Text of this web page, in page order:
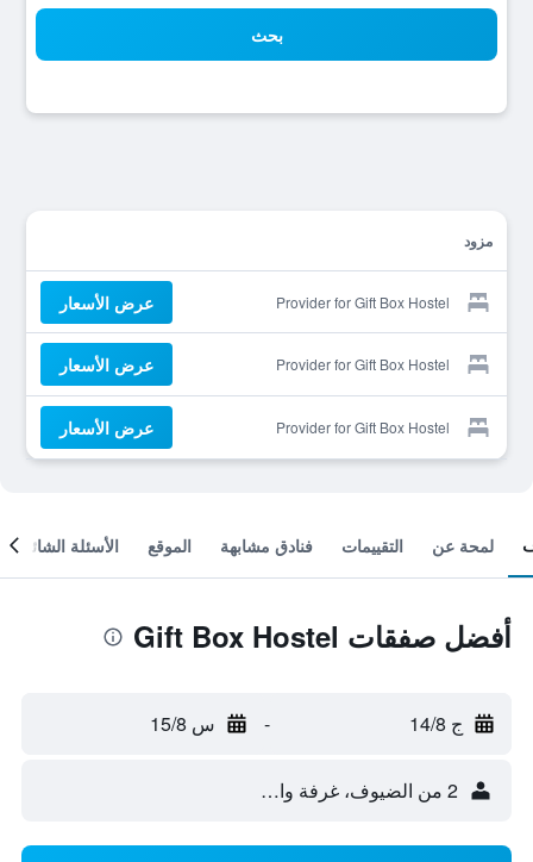
بحث
مزود
Provider for Gift Box Hostel عرض الأسعار
Provider for Gift Box Hostel عرض الأسعار
Provider for Gift Box Hostel عرض الأسعار
لمحة عن التقييمات فنادق مشابهة الموقع الأسئلة الشائعة
أفضل صفقات Gift Box Hostel
ج 14/8 - س 15/8
2 من الضيوف، غرفة واحدة